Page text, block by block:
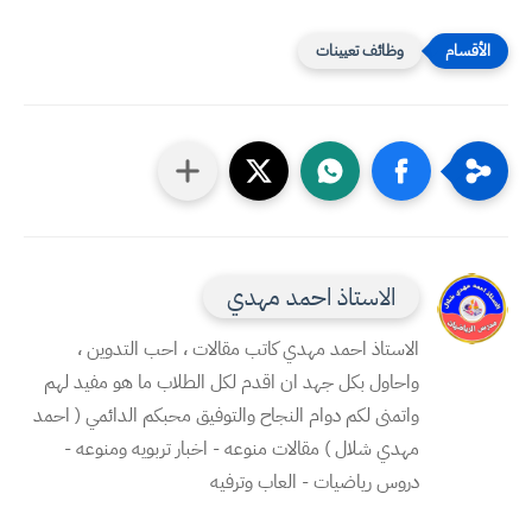
وظائف تعيينات
الاستاذ احمد مهدي
الاستاذ احمد مهدي كاتب مقالات ، احب التدوين ،
واحاول بكل جهد ان اقدم لكل الطلاب ما هو مفيد لهم
واتمنى لكم دوام النجاح والتوفيق محبكم الدائمي ( احمد
مهدي شلال ) مقالات منوعه - اخبار تربويه ومنوعه -
دروس رياضيات - العاب وترفيه